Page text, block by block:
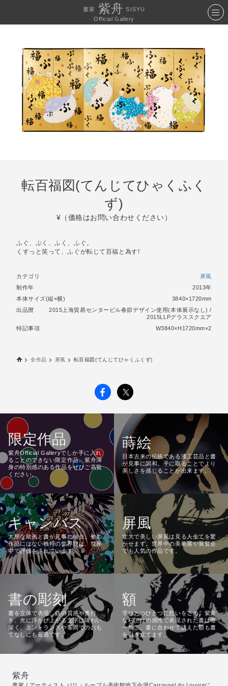
転百福図(てんじてひゃくふく
ず)
¥（価格はお問い合わせください）
ふぐ、ぷく、ふく、ふぐ。
くすっと笑って、ふぐが転じて百福と為す!
カテゴリ
屏風
制作年
2013年
本体サイズ(縦×横)
3840×1720mm
出品暦
2015上海貿易センタービル春節デザイン使用(本体展示なし) /
2015LLPグラススクエア
特記事項
W3840×H1720mm×2
全作品 屏風 転百福図(てんじてひゃくふくず)
限定作品
紫舟Official Galleryでしか手に入れ
ることのできない限定作品。紫舟渾
身の特別感のある作品をぜひご高覧
ください。
蒔絵
日本古来の伝統である漆工芸品と書
が見事に調和。手に取ることでより
美しさを感じることが出来ます。
キャンバス
大胆な絵画と書が見事に融合。他の
作品にはない独特の世界観は、世界
中で評価をされています。
屏風
壮大で美しい屏風は見る人全てを驚
かせます。世界中の美術展や展覧会
でも人気の作品です。
書の彫刻
書を立体で表現。鉄の質感や奥行
き、光に浮かび上がる文字は味わい
深く、エントランスや客間でのおも
てなしにも最適です。
額
字ひとつひとつに想いをこめ、紫舟
ならではの感性で表現された書は唯
一無二。書に合わせて誂えた額も書
を引き立てます。
紫舟
書家 紫舟 SISYU
Official Gallery